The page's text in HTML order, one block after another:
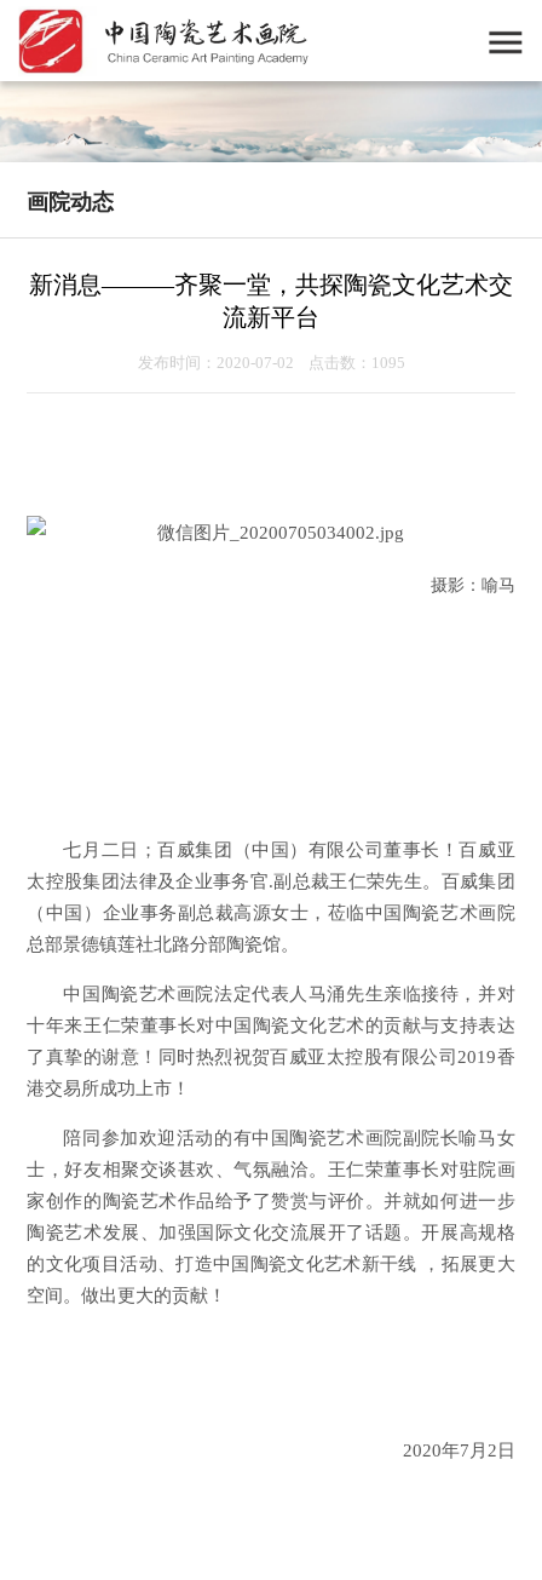
画院动态
新消息———齐聚一堂，共探陶瓷文化艺术交
流新平台
发布时间：2020-07-02 点击数：1095
摄影：喻马
七月二日；百威集团（中国）有限公司董事长！百威亚
太控股集团法律及企业事务官.副总裁王仁荣先生。百威集团
（中国）企业事务副总裁高源女士，莅临中国陶瓷艺术画院
总部景德镇莲社北路分部陶瓷馆。
中国陶瓷艺术画院法定代表人马涌先生亲临接待，并对
十年来王仁荣董事长对中国陶瓷文化艺术的贡献与支持表达
了真挚的谢意！同时热烈祝贺百威亚太控股有限公司2019香
港交易所成功上市！
陪同参加欢迎活动的有中国陶瓷艺术画院副院长喻马女
士，好友相聚交谈甚欢、气氛融洽。王仁荣董事长对驻院画
家创作的陶瓷艺术作品给予了赞赏与评价。并就如何进一步
陶瓷艺术发展、加强国际文化交流展开了话题。开展高规格
的文化项目活动、打造中国陶瓷文化艺术新干线 ，拓展更大
空间。做出更大的贡献！
2020年7月2日